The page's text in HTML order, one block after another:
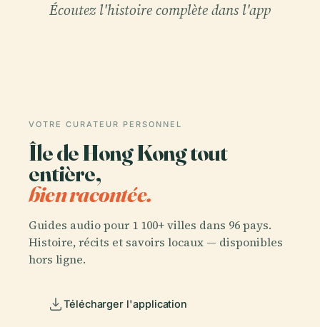
Écoutez l'histoire complète dans l'app
VOTRE CURATEUR PERSONNEL
Île de Hong Kong tout
entière,
bien racontée.
Guides audio pour 1 100+ villes dans 96 pays.
Histoire, récits et savoirs locaux — disponibles
hors ligne.
Télécharger l'application